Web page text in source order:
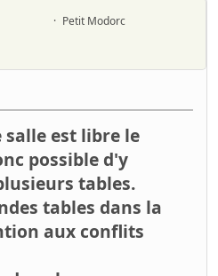
Petit Modorc
salle est libre le
possible d'y
tables.
tables dans la
aux conflits